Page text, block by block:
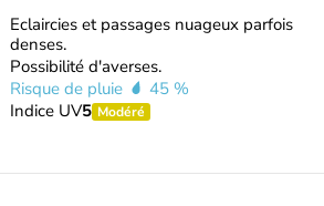
Eclaircies et passages nuageux parfois
denses.
Possibilité d'averses.
Risque de pluie
45 %
Indice UV5 Modéré